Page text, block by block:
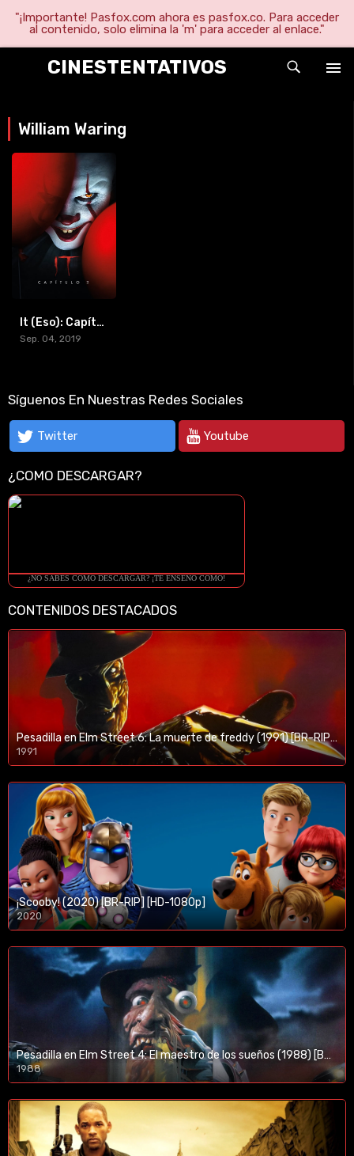
"¡Importante! Pasfox.com ahora es pasfox.co. Para acceder
al contenido, solo elimina la 'm' para acceder al enlace."
CINESTENTATIVOS
William Waring
It (Eso): Capítulo dos (2019) [BR-RIP] [HD-720p]
Sep. 04, 2019
Síguenos En Nuestras Redes Sociales
Twitter Youtube
¿COMO DESCARGAR?
¿NO SABES COMO DESCARGAR? ¡TE ENSEÑO COMO!
CONTENIDOS DESTACADOS
Pesadilla en Elm Street 6: La muerte de freddy (1991) [BR-RIP] [HD-1080p]
1991
¡Scooby! (2020) [BR-RIP] [HD-1080p]
2020
1080p/720p
Pesadilla en Elm Street 4: El maestro de los sueños (1988) [BR-RIP] [HD-1080p]
1988